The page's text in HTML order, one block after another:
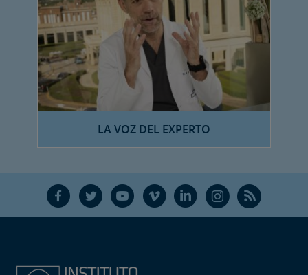
LA VOZ DEL EXPERTO
F T Y V L Ñ R